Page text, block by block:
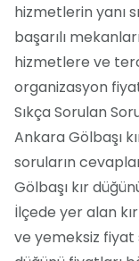
hizmetlerin yanı
başarılı
hizmetlere ve
organizasyon
Sıkça Sorulan
Ankara Gölbaşı
soruların
Gölbaşı kır
İlçede yer alan
ve yemeksiz fiyat